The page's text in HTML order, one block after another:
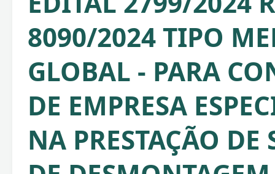
8090/2024 TIPO
GLOBAL - PARA
DE EMPRESA
NA PRESTAÇÃO DE